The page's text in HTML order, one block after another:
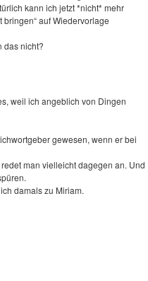
kann ich jetzt *nicht* mehr
auf Wiedervorlage
das nicht?
weil ich angeblich von Dingen
gewesen, wenn er bei
man vielleicht dagegen an. Und
damals zu Miriam.